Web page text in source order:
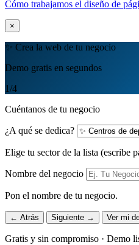
Cómo trabajamos el diseño de
×
✨ Crea la web de tu negocio
Demo gratis en segundos
1/4
Cuéntanos de tu negocio
¿A qué se dedica?
Elige tu sector de la lista (escribe
Nombre del negocio
Pon el nombre de tu negocio.
← Atrás Siguiente → Ver mi
Gratis y sin compromiso · Demo